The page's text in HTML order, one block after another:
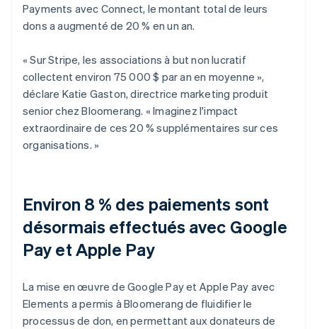
Payments avec Connect, le montant total de leurs
dons a augmenté de 20 % en un an.
« Sur Stripe, les associations à but non lucratif
collectent environ 75 000 $ par an en moyenne »,
déclare Katie Gaston, directrice marketing produit
senior chez Bloomerang. « Imaginez l'impact
extraordinaire de ces 20 % supplémentaires sur ces
organisations. »
Environ 8 % des paiements sont
désormais effectués avec Google
Pay et Apple Pay
La mise en œuvre de Google Pay et Apple Pay avec
Elements a permis à Bloomerang de fluidifier le
processus de don, en permettant aux donateurs de